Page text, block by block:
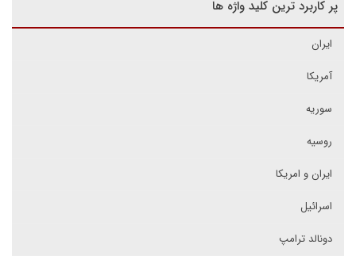
پر کاربرد ترین کلید واژه ها
ایران
آمریکا
سوریه
روسیه
ایران و امریکا
اسرائیل
دونالد ترامپ